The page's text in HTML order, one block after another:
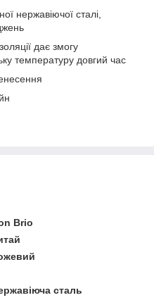
нержавіючої сталі,
дає змогу
температуру довгий час
Brio
сталь